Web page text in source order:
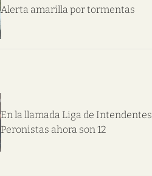
Alerta amarilla por tormentas
En la llamada Liga de Intendentes
Peronistas ahora son 12